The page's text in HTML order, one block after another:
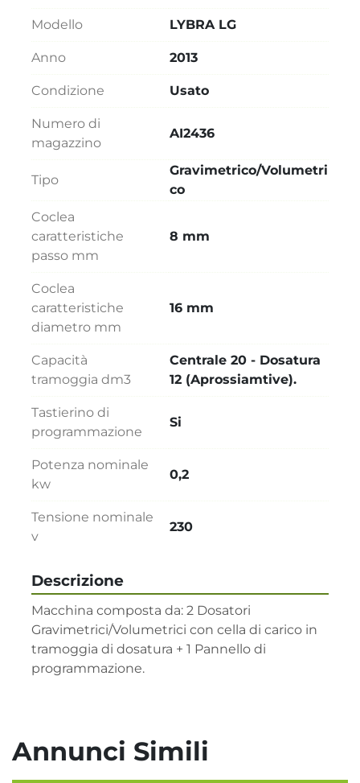
Descrizione
Macchina composta da: 2 Dosatori
Gravimetrici/Volumetrici con cella di carico in
tramoggia di dosatura + 1 Pannello di
programmazione.
Modello LYBRA LG
Anno 2013
Condizione Usato
Numero di
magazzino
AI2436
Tipo
Gravimetrico/Volumetri
co
Coclea
caratteristiche
passo mm
8 mm
Coclea
caratteristiche
diametro mm
16 mm
Capacità
tramoggia dm3
Centrale 20 - Dosatura
12 (Aprossiamtive).
Tastierino di
programmazione
Si
Potenza nominale
kw
0,2
Tensione nominale
v
230
Annunci Simili